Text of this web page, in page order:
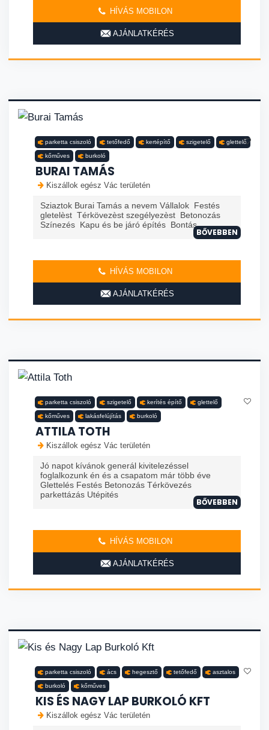
HÍVÁS MOBILON
AJÁNLATKÉRÉS
parketta csiszoló tetőfedő kertépítő szigetelő glettelő
kőműves burkoló
BURAI TAMÁS
Kiszállok egész Vác területén
Sziaztok Burai Tamás a nevem Vállalok Festés
gletelèst Térkövezèst szegélyezèst Betonozás
Színezés Kapu és be járó építés Bontás
BŐVEBBEN
HÍVÁS MOBILON
AJÁNLATKÉRÉS
parketta csiszoló szigetelő kerítés építő glettelő
kőműves lakásfelújítás burkoló
ATTILA TOTH
Kiszállok egész Vác területén
Jó napot kívánok generál kivitelezéssel
foglalkozunk én és a csapatom már több éve
Glettelés Festés Betonozás Térkövezés
parkettázás Utépités
BŐVEBBEN
HÍVÁS MOBILON
AJÁNLATKÉRÉS
parketta csiszoló ács hegesztő tetőfedő asztalos
burkoló kőműves
KIS ÉS NAGY LAP BURKOLÓ KFT
Kiszállok egész Vác területén